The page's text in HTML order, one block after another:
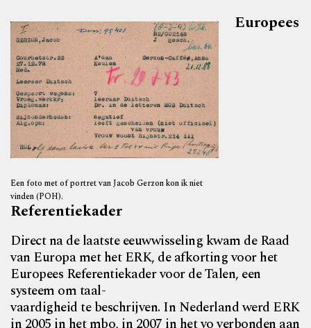
Een foto met of portret van Jacob Gerzon kon ik niet
vinden (POH).
Europees
Referentiekader
Direct na de laatste eeuwwisseling kwam de Raad
van Europa met het ERK, de afkorting voor het
Europees Referentiekader voor de Talen, een
systeem om taal-
vaardigheid te beschrijven. In Nederland werd ERK
in 2005 in het mbo, in 2007 in het vo verbonden aan